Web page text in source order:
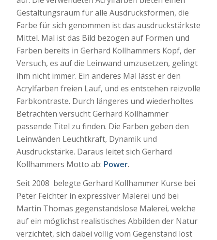
Gestaltungsraum für alle Ausdrucksformen, die
Farbe für sich genommen ist das ausdruckstärkste
Mittel. Mal ist das Bild bezogen auf Formen und
Farben bereits in Gerhard Kollhammers Kopf, der
Versuch, es auf die Leinwand umzusetzen, gelingt
ihm nicht immer. Ein anderes Mal lässt er den
Acrylfarben freien Lauf, und es entstehen reizvolle
Farbkontraste. Durch längeres und wiederholtes
Betrachten versucht Gerhard Kollhammer
passende Titel zu finden. Die Farben geben den
Leinwänden Leuchtkraft, Dynamik und
Ausdruckstärke. Daraus leitet sich Gerhard
Kollhammers Motto ab: Power.
Seit 2008 belegte Gerhard Kollhammer Kurse bei
Peter Feichter in expressiver Malerei und bei
Martin Thomas gegenstandslose Malerei, welche
auf ein möglichst realistisches Abbilden der Natur
verzichtet, sich dabei völlig vom Gegenstand löst